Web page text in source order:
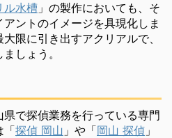
ル水槽 」の製作においても、そ
ントのイメージを具現化しま
限に引き出すアクリアルで、
しょう。
で探偵業務を行っている専門
「探偵 岡山 」や「岡山 探偵 」